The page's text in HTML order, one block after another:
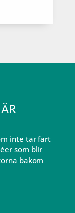
inte tar fart
som blir
bakom